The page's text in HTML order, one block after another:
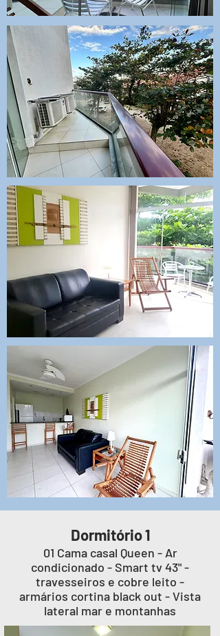
Dormitório 1
01 Cama casal Queen - Ar
condicionado - Smart tv 43" -
travesseiros e cobre leito -
armários cortina black out - Vista
lateral mar e montanhas